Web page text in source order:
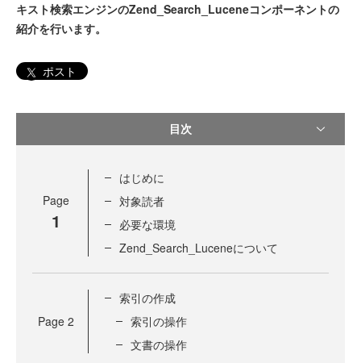
キスト検索エンジンのZend_Search_Luceneコンポーネントの
紹介を行います。
ポスト
目次
Page
1
はじめに
対象読者
必要な環境
Zend_Search_Luceneについて
Page 2
索引の作成
索引の操作
文書の操作